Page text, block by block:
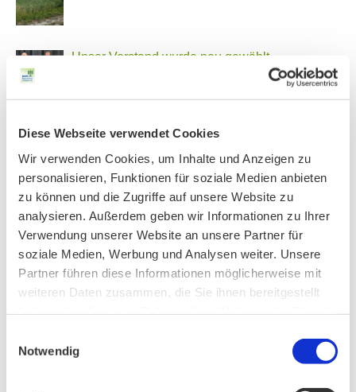
Diese Webseite verwendet Cookies
Wir verwenden Cookies, um Inhalte und Anzeigen zu
personalisieren, Funktionen für soziale Medien anbieten
zu können und die Zugriffe auf unsere Website zu
analysieren. Außerdem geben wir Informationen zu Ihrer
Verwendung unserer Website an unsere Partner für
soziale Medien, Werbung und Analysen weiter. Unsere
Partner führen diese Informationen möglicherweise mit
weiteren Daten zusammen, die Sie ihnen bereitgestellt
Notwendig
Unser Vorstand wurde neu gewählt
PHONSTUDIO Sendung Juli 2026
Neue Bio Genusstour
Ankündigung Jahres-Mitgliederversammlung
2026
BN MÜNCHEN AUF SOCIAL MEDIA